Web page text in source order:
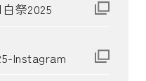
祭2025
Instagram